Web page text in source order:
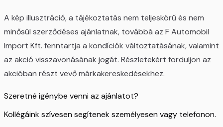
A kép illusztráció, a tájékoztatás nem teljeskörű és nem
minősül szerződéses ajánlatnak, továbbá az F Automobil
Import Kft. fenntartja a kondíciók változtatásának, valamint
az akció visszavonásának jogát. Részletekért forduljon az
akcióban részt vevő márkakereskedésekhez.
Szeretné igénybe venni az ajánlatot?
Kollégáink szívesen segítenek személyesen vagy telefonon.